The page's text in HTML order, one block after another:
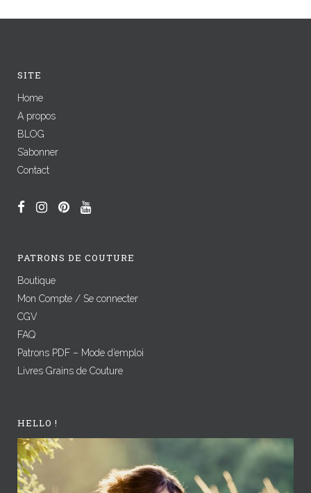
SITE
Home
A propos
BLOG
S’abonner
Contact
PATRONS DE COUTURE
Boutique
Mon Compte / Se connecter
CGV
FAQ
Patrons PDF – Mode d’emploi
Livres Grains de Couture
HELLO !